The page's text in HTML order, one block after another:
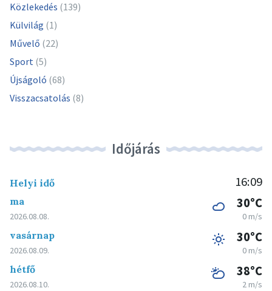
Közlekedés (139)
Külvilág (1)
Művelő (22)
Sport (5)
Újságoló (68)
Visszacsatolás (8)
Időjárás
Helyi idő 16:09
ma
2026.08.08.
30°C
0 m/s
vasárnap
2026.08.09.
30°C
0 m/s
hétfő
2026.08.10.
38°C
2 m/s